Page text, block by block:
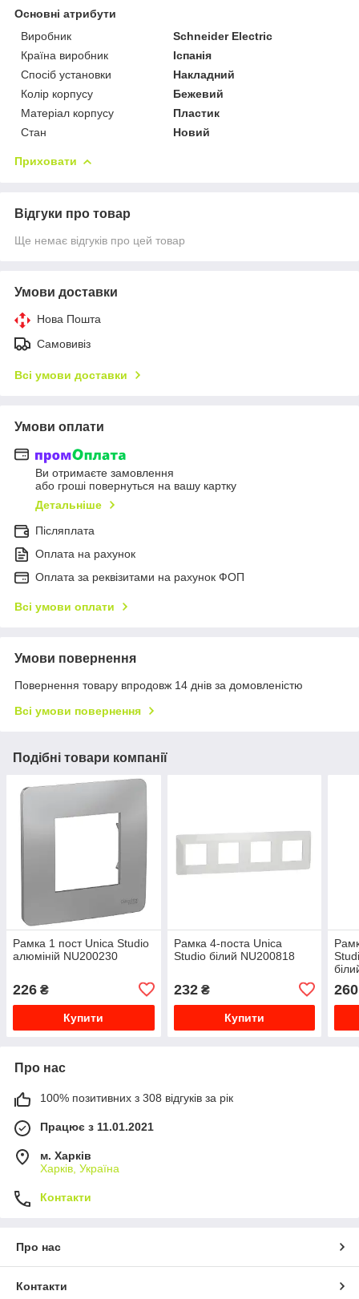
Основні атрибути
Виробник
Schneider Electric
Країна виробник
Іспанія
Спосіб установки
Накладний
Колір корпусу
Бежевий
Матеріал корпусу
Пластик
Стан
Новий
Приховати
Відгуки про товар
Ще немає відгуків про цей товар
Умови доставки
Нова Пошта
Самовивіз
Всі умови доставки
Умови оплати
Ви отримаєте замовлення
або гроші повернуться на вашу картку
Детальніше
Післяплата
Оплата на рахунок
Оплата за реквізитами на рахунок ФОП
Всі умови оплати
Умови повернення
Повернення товару впродовж 14 днів за домовленістю
Всі умови повернення
Подібні товари компанії
Рамка 1 пост Unica Studio
алюміній NU200230
226 ₴
Купити
Рамка 4-поста Unica
Studio білий NU200818
232₴
Купити
260
Про нас
100% позитивних з 308 відгуків за рік
Працює з 11.01.2021
м. Харків
Харків, Україна
Контакти
Про нас
Контакти